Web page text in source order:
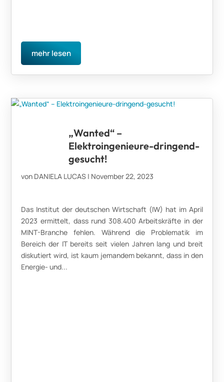
mehr lesen
„Wanted“ –
Elektroingenieure-dringend-
gesucht!
von DANIELA LUCAS | November 22, 2023
Das Institut der deutschen Wirtschaft (IW) hat im April
2023 ermittelt, dass rund 308.400 Arbeitskräfte in der
MINT-Branche fehlen. Während die Problematik im
Bereich der IT bereits seit vielen Jahren lang und breit
diskutiert wird, ist kaum jemandem bekannt, dass in den
Energie- und...